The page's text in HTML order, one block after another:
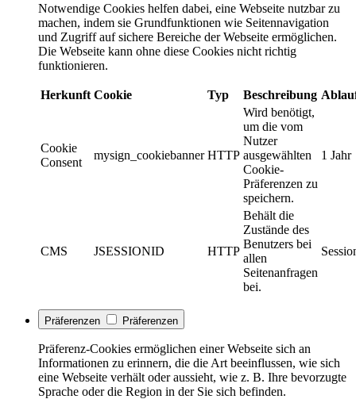
Notwendige Cookies helfen dabei, eine Webseite nutzbar zu
machen, indem sie Grundfunktionen wie Seitennavigation
und Zugriff auf sichere Bereiche der Webseite ermöglichen.
Die Webseite kann ohne diese Cookies nicht richtig
funktionieren.
Herkunft Cookie Typ Beschreibung
Cookie
Consent
mysign_cookiebanner HTTP
Wird benötigt,
um die vom
Nutzer
ausgewählten
Cookie-
Präferenzen zu
speichern.
1 Jahr
CMS JSESSIONID HTTP
Behält die
Zustände des
Benutzers bei
allen
Seitenanfragen
bei.
Präferenzen Präferenzen
Präferenz-Cookies ermöglichen einer Webseite sich an
Informationen zu erinnern, die die Art beeinflussen, wie sich
eine Webseite verhält oder aussieht, wie z. B. Ihre bevorzugte
Sprache oder die Region in der Sie sich befinden.